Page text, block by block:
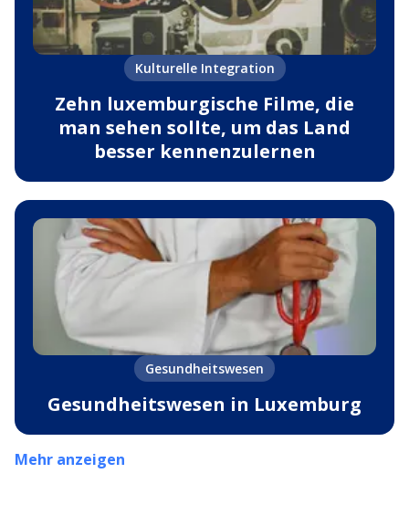
Kulturelle Integration
Zehn luxemburgische Filme, die
man sehen sollte, um das Land
besser kennenzulernen
Gesundheitswesen
Gesundheitswesen in Luxemburg
Mehr anzeigen